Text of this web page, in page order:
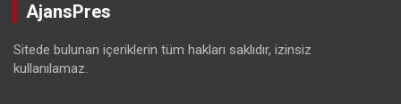
AjansPres
Sitede bulunan içeriklerin tüm hakları saklıdır, izinsiz
kullanılamaz.